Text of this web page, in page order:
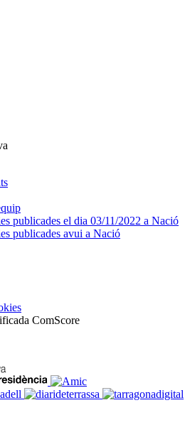
publicades el dia 03/11/2022 a Nació
publicades avui a Nació
ComScore